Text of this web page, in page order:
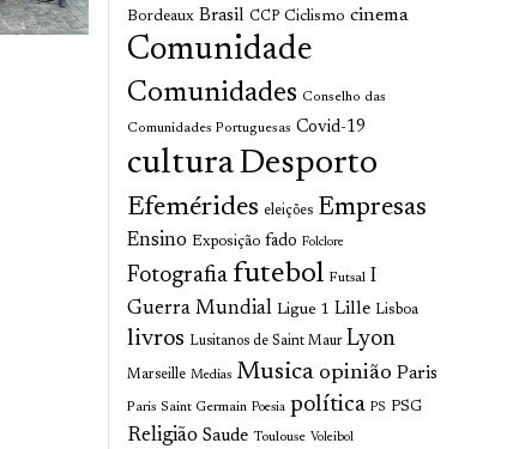
Bordeaux Brasil CCP Ciclismo cinema
Comunidade
Comunidades Conselho das
Comunidades Portuguesas Covid-19
culturaDesporto
Efemérides eleições Empresas
Ensino Exposição fado Folclore
Fotografia futebol Futsal I
Guerra Mundial Ligue 1 Lille Lisboa
livros Lusitanos de Saint Maur Lyon
Marseille Medias Musica opinião Paris
Paris Saint Germain Poesia política PS PSG
Religião Saude Toulouse Voleibol